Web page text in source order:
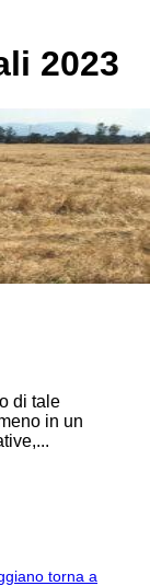
2023
di tale
in un
torna a